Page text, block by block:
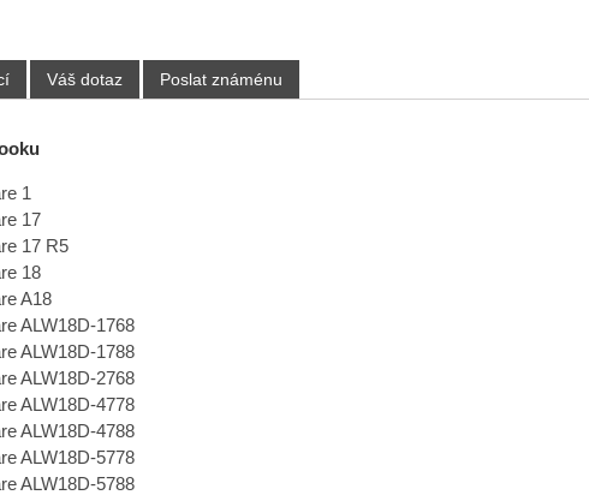
Váš dotaz Poslat známénu
1
17
17 R5
18
A18
ALW18D-1768
ALW18D-1788
ALW18D-2768
ALW18D-4778
ALW18D-4788
ALW18D-5778
ALW18D-5788